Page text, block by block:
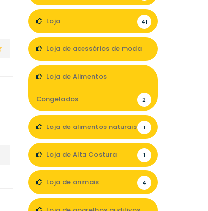
Loja 41
Loja de acessórios de moda
Loja de Alimentos
Congelados 2
Loja de alimentos naturais 1
Loja de Alta Costura 1
Loja de animais 4